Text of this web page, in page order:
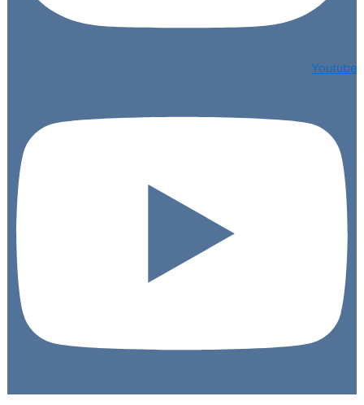
Youtube